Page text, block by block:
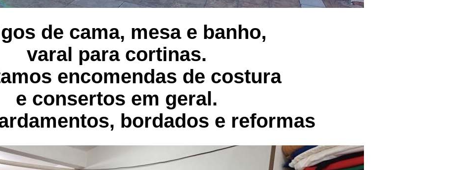
de cama, mesa e banho,
varal para cortinas.
encomendas de costura
e consertos em geral.
bordados e reformas